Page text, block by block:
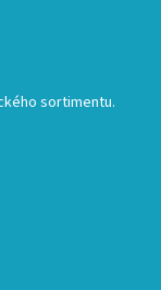
sortimentu.